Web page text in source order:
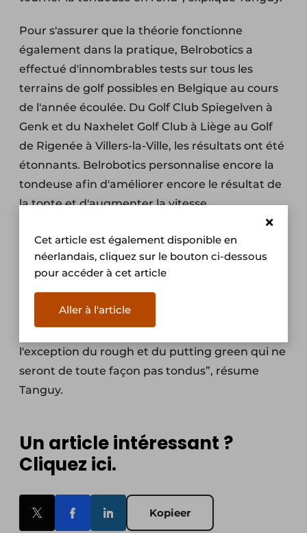
Cet article est également disponible en
néerlandais, cliquez sur le bouton ci-dessous
pour accéder à cet article
Aller à l'article
Pour s'assurer que la théorie fonctionne
également dans la pratique, Belrobotics a
effectué d'innombrables tests sur tous les
terrains de golf possibles en Belgique au cours
de l'année écoulée. Du Golf Club Spiegelven à
Genk et du Naxhelet Golf Club à Liège au Golf
de Rigenée à Villers-la-Ville, les résultats ont été
étonnants. Belrobotics personnalise encore la
tondeuse afin d'améliorer encore le résultat de
la tonte et d'augmenter la vitesse.
“Nous allons continuer à tester et à améliorer
pendant un certain temps. Le lancement
officiel aura probablement lieu avant 2025. La
tondeuse automatique robotisée pourra alors
entretenir l'ensemble de votre parcours de golf
l'exception du rough et du putting green qui ne
seront de toute façon pas tondus”, résume
Tanguy.
Un article intéressant ?
Cliquez ici.
Kopieer